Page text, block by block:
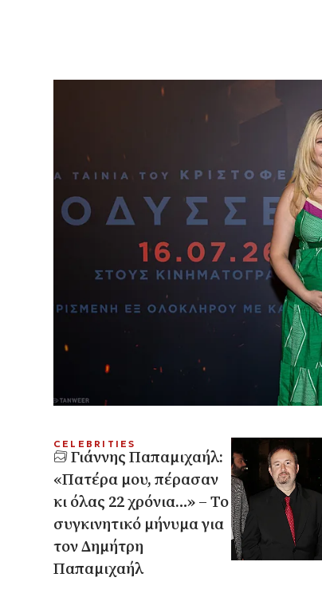
CELEBRITIES
Γιάννης Παπαμιχαήλ:
«Πατέρα μου, πέρασαν
κι όλας 22 χρόνια…» – Το
συγκινητικό μήνυμα για
τον Δημήτρη
Παπαμιχαήλ